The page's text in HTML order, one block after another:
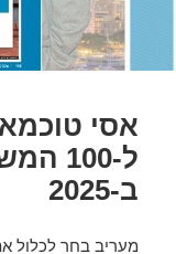
אסי
ל-
ב-2025